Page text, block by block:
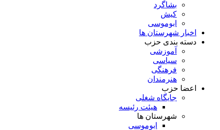
بشاگرد
کیش
ابوموسی
اخبار شهرستان ها
دسته بندی حزب
آموزشی
سیاسی
فرهنگی
هنرمندان
اعضا حزب
جایگاه شغلی
هیئت رئیسه
شهرستان ها
ابوموسی